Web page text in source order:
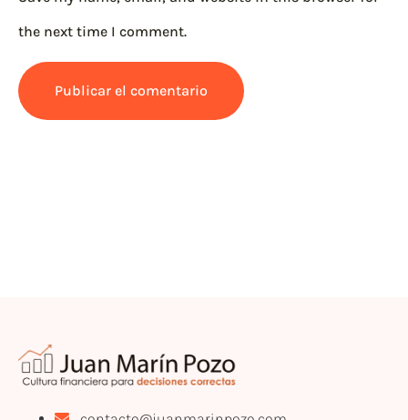
the next time I comment.